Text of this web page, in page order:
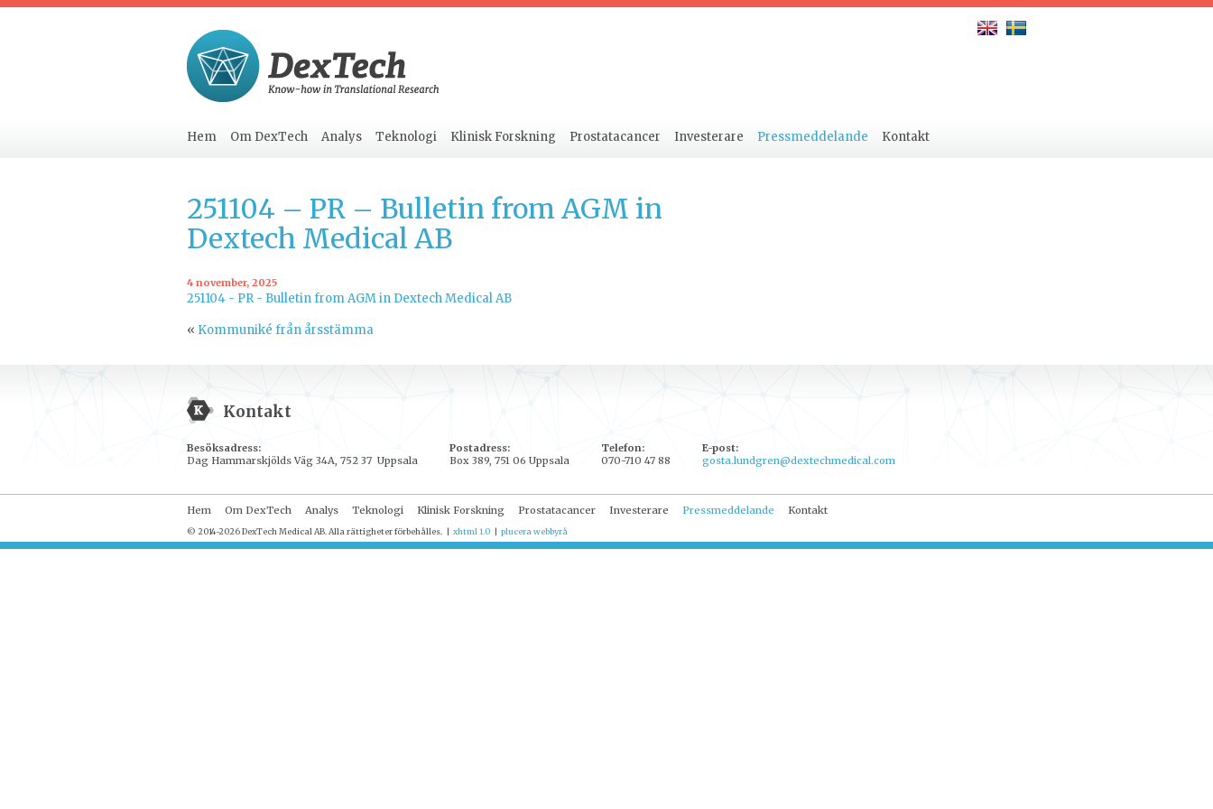
Hem Om DexTech Analys Teknologi Klinisk Forskning Prostatacancer Investerare Pressmeddelande Kontakt
251104 – PR – Bulletin from AGM in
Dextech Medical AB
4 november, 2025
251104 - PR - Bulletin from AGM in Dextech Medical AB
« Kommuniké från årsstämma
Kontakt
Besöksadress:
Dag Hammarskjölds Väg 34A, 752 37 Uppsala
Postadress:
Box 389, 751 06 Uppsala
Telefon:
070-710 47 88
E-post:
gosta.lundgren@dextechmedical.com
Hem Om DexTech Analys Teknologi Klinisk Forskning Prostatacancer Investerare Pressmeddelande Kontakt
© 2014-2026 DexTech Medical AB. Alla rättigheter förbehålles. | xhtml 1.0 | plucera webbyrå